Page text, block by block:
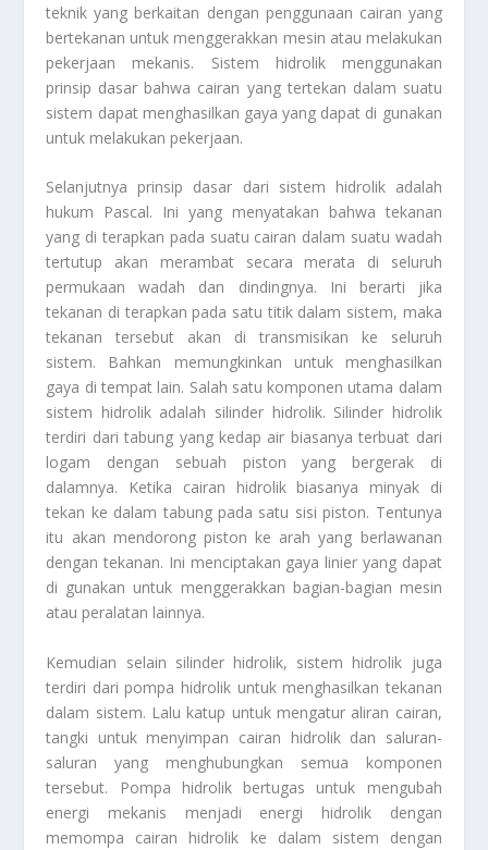
teknik yang berkaitan dengan penggunaan cairan yang
bertekanan untuk menggerakkan mesin atau melakukan
pekerjaan mekanis. Sistem hidrolik menggunakan
prinsip dasar bahwa cairan yang tertekan dalam suatu
sistem dapat menghasilkan gaya yang dapat di gunakan
untuk melakukan pekerjaan.
Selanjutnya prinsip dasar dari sistem hidrolik adalah
hukum Pascal. Ini yang menyatakan bahwa tekanan
yang di terapkan pada suatu cairan dalam suatu wadah
tertutup akan merambat secara merata di seluruh
permukaan wadah dan dindingnya. Ini berarti jika
tekanan di terapkan pada satu titik dalam sistem, maka
tekanan tersebut akan di transmisikan ke seluruh
sistem. Bahkan memungkinkan untuk menghasilkan
gaya di tempat lain. Salah satu komponen utama dalam
sistem hidrolik adalah silinder hidrolik. Silinder hidrolik
terdiri dari tabung yang kedap air biasanya terbuat dari
logam dengan sebuah piston yang bergerak di
dalamnya. Ketika cairan hidrolik biasanya minyak di
tekan ke dalam tabung pada satu sisi piston. Tentunya
itu akan mendorong piston ke arah yang berlawanan
dengan tekanan. Ini menciptakan gaya linier yang dapat
di gunakan untuk menggerakkan bagian-bagian mesin
atau peralatan lainnya.
Kemudian selain silinder hidrolik, sistem hidrolik juga
terdiri dari pompa hidrolik untuk menghasilkan tekanan
dalam sistem. Lalu katup untuk mengatur aliran cairan,
tangki untuk menyimpan cairan hidrolik dan saluran-
saluran yang menghubungkan semua komponen
tersebut. Pompa hidrolik bertugas untuk mengubah
energi mekanis menjadi energi hidrolik dengan
memompa cairan hidrolik ke dalam sistem dengan